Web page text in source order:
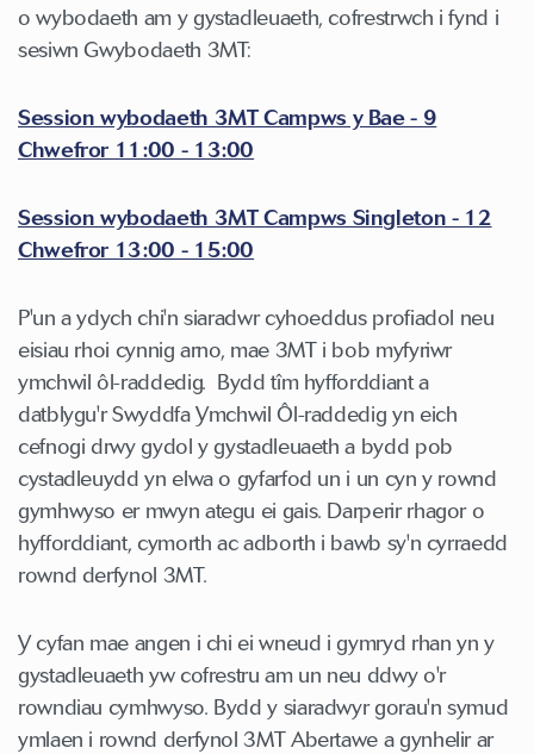
o wybodaeth am y gystadleuaeth, cofrestrwch i fynd i
sesiwn Gwybodaeth 3MT:
Session wybodaeth 3MT Campws y Bae - 9
Chwefror 11:00 - 13:00
Session wybodaeth 3MT Campws Singleton - 12
Chwefror 13:00 - 15:00
P'un a ydych chi'n siaradwr cyhoeddus profiadol neu
eisiau rhoi cynnig arno, mae 3MT i bob myfyriwr
ymchwil ôl-raddedig. Bydd tîm hyfforddiant a
datblygu'r Swyddfa Ymchwil Ôl-raddedig yn eich
cefnogi drwy gydol y gystadleuaeth a bydd pob
cystadleuydd yn elwa o gyfarfod un i un cyn y rownd
gymhwyso er mwyn ategu ei gais. Darperir rhagor o
hyfforddiant, cymorth ac adborth i bawb sy'n cyrraedd
rownd derfynol 3MT.
Y cyfan mae angen i chi ei wneud i gymryd rhan yn y
gystadleuaeth yw cofrestru am un neu ddwy o'r
rowndiau cymhwyso. Bydd y siaradwyr gorau'n symud
ymlaen i rownd derfynol 3MT Abertawe a gynhelir ar